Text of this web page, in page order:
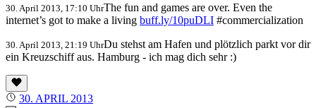
30. April 2013, 17:10 UhrThe fun and games are over. Even the
internet’s got to make a living buff.ly/10puDLI #commercialization
30. April 2013, 21:19 UhrDu stehst am Hafen und plötzlich parkt vor dir
ein Kreuzschiff aus. Hamburg - ich mag dich sehr :)
30. APRIL 2013